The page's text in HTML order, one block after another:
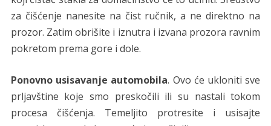
za čišćenje nanesite na čist ručnik, a ne direktno na
prozor. Zatim obrišite i iznutra i izvana prozora ravnim
pokretom prema gore i dole.
Ponovno usisavanje automobila. Ovo će ukloniti sve
prljavštine koje smo preskočili ili su nastali tokom
procesa čišćenja. Temeljito protresite i usisajte